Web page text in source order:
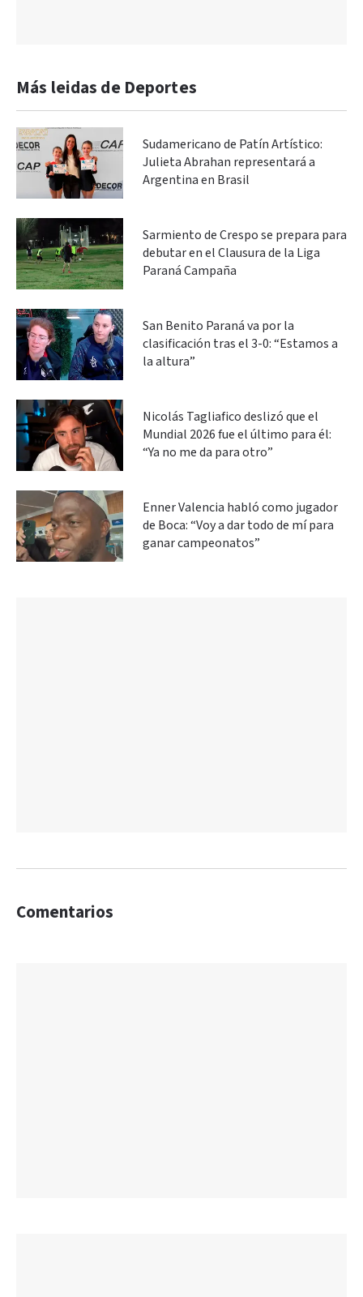
Más leidas de Deportes
Sudamericano de Patín Artístico:
Julieta Abrahan representará a
Argentina en Brasil
Sarmiento de Crespo se prepara para
debutar en el Clausura de la Liga
Paraná Campaña
San Benito Paraná va por la
clasificación tras el 3-0: “Estamos a
la altura”
Nicolás Tagliafico deslizó que el
Mundial 2026 fue el último para él:
“Ya no me da para otro”
Enner Valencia habló como jugador
de Boca: “Voy a dar todo de mí para
ganar campeonatos”
Comentarios